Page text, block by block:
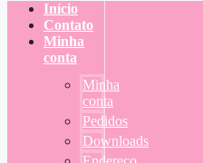
Início
Contato
Minha
conta
Minha
conta
Pedidos
Downloads